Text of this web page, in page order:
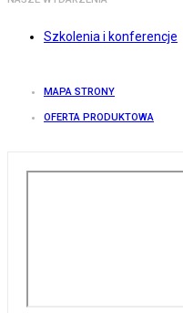
Szkolenia i konferencje
MAPA STRONY
OFERTA PRODUKTOWA